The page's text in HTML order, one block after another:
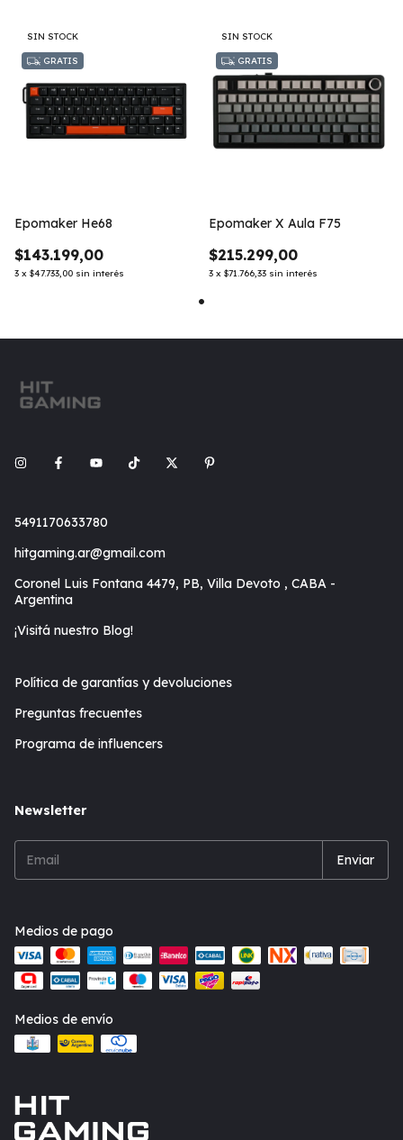
SIN STOCK
GRATIS
Epomaker He68
$143.199,00
3 x $47.733,00 sin interés
SIN STOCK
GRATIS
Epomaker X Aula F75
$215.299,00
3 x $71.766,33 sin interés
5491170633780
hitgaming.ar@gmail.com
Coronel Luis Fontana 4479, PB, Villa Devoto , CABA -
Argentina
¡Visitá nuestro Blog!
Política de garantías y devoluciones
Preguntas frecuentes
Programa de influencers
Newsletter
Medios de pago
Medios de envío